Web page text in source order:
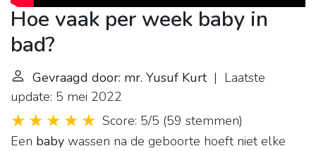
Hoe vaak per week baby in
bad?
Gevraagd door: mr. Yusuf Kurt| Laatste
update: 5 mei 2022
Score: 5/5 (59 stemmen)
Een baby wassen na de geboorte hoeft niet elke